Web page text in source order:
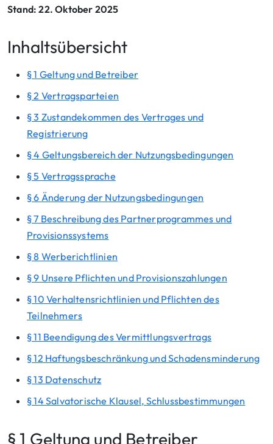
Stand: 22. Oktober 2025
Inhaltsübersicht
§ 1 Geltung und Betreiber
§ 2 Vertragsparteien
§ 3 Zustandekommen des Vertrages und
Registrierung
§ 4 Geltungsbereich der Nutzungsbedingungen
§ 5 Vertragssprache
§ 6 Änderung der Nutzungsbedingungen
§ 7 Beschreibung des Partnerprogrammes und
Provisionssystems
§ 8 Werberichtlinien
§ 9 Unsere Pflichten und Provisionszahlungen
§ 10 Verhaltensrichtlinien und Pflichten des
Teilnehmers
§ 11 Beendigung des Vermittlungsvertrags
§ 12 Haftungsbeschränkung und Schadensminderung
§ 13 Datenschutz
§ 14 Salvatorische Klausel, Schlussbestimmungen
§ 1 Geltung und Betreiber